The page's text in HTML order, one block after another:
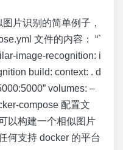
片识别的简单例子，
文件的内容： “`
image-recognition: i
build: context: . d
volumes: –
compose 配置文
以构建一个相似图片
何支持 docker 的平台